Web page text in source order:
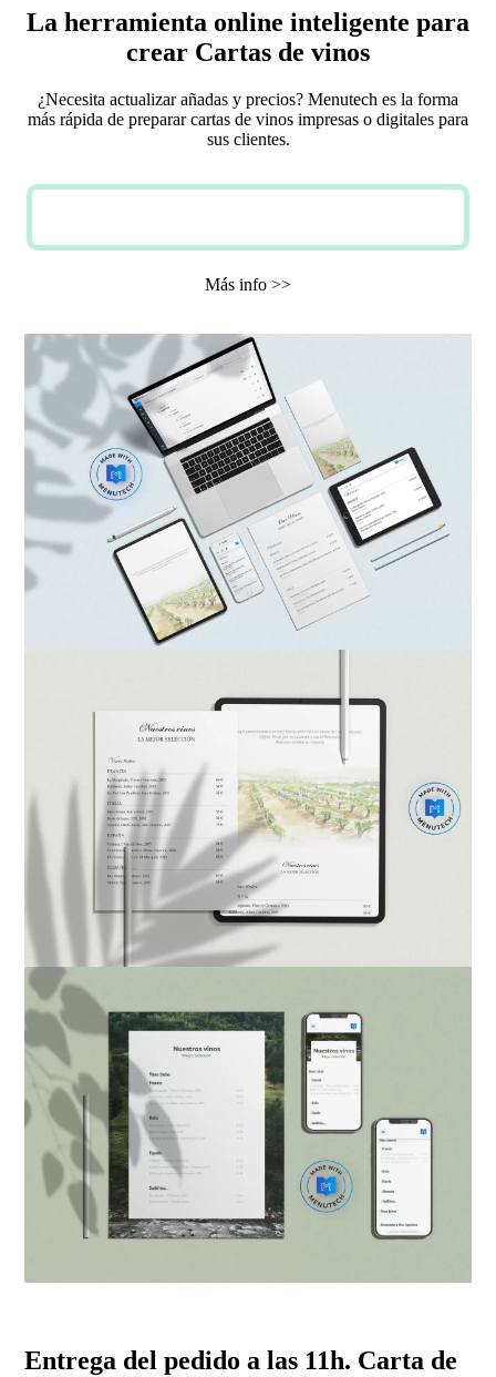
La herramienta online inteligente para
crear Cartas de vinos
¿Necesita actualizar añadas y precios? Menutech es la forma
más rápida de preparar cartas de vinos impresas o digitales para
sus clientes.
Más info >>
Entrega del pedido a las 11h. Carta de